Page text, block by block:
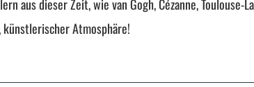
aus dieser Zeit, wie van Gogh, Cézanne,
Atmosphäre!